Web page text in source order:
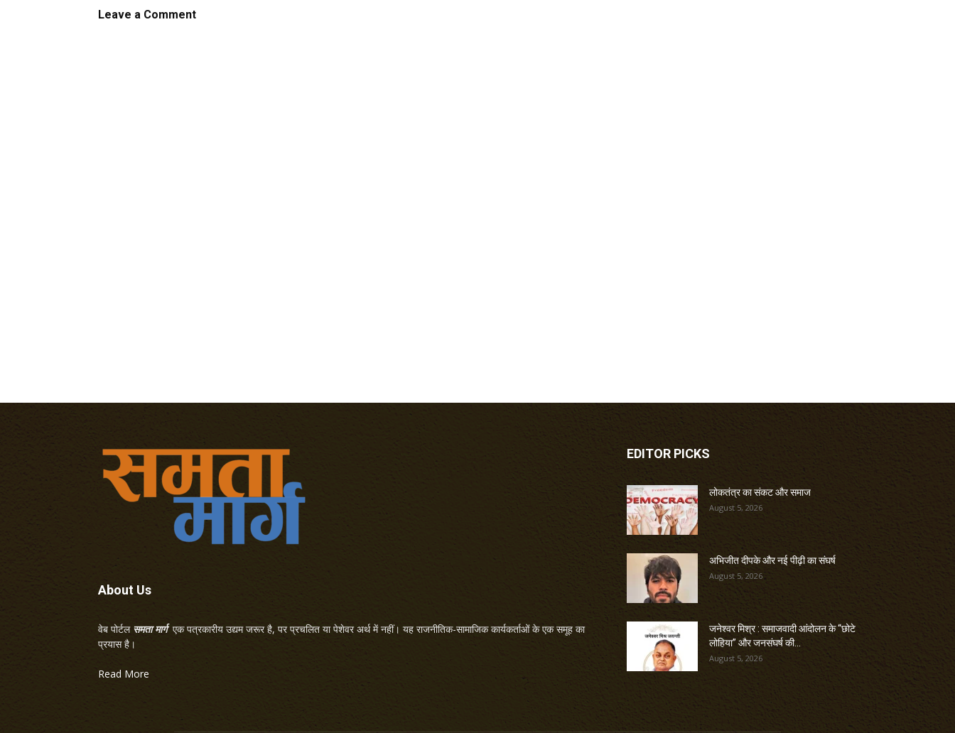
Leave a Comment
About Us
वेब पोर्टल समता मार्गएक पत्रकारीय उद्यम जरूर है, पर प्रचलित या पेशेवर अर्थ में नहीं। यह राजनीतिक-सामाजिक कार्यकर्ताओं के एक समूह का
प्रयास है।
Read More
EDITOR PICKS
लोकतंत्र का संकट और समाज
August 5, 2026
अभिजीत दीपके और नई पीढ़ी का संघर्ष
August 5, 2026
जनेश्वर मिश्र : समाजवादी आंदोलन के “छोटे
लोहिया” और जनसंघर्ष की...
August 5, 2026